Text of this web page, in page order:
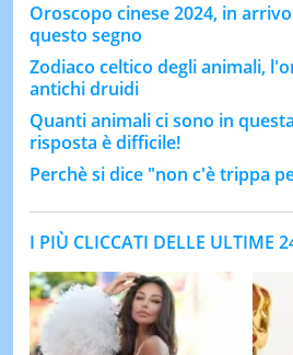
Oroscopo cinese 2024, in
questo segno
Zodiaco celtico degli animali,
antichi druidi
Quanti animali ci sono in
risposta è difficile!
Perchè si dice "non c'è trippa
I PIÙ CLICCATI DELLE ULTIME